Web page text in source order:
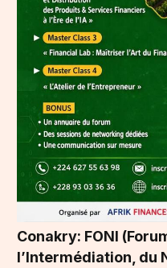
Conakry: FONI
l’Intermédiation, du